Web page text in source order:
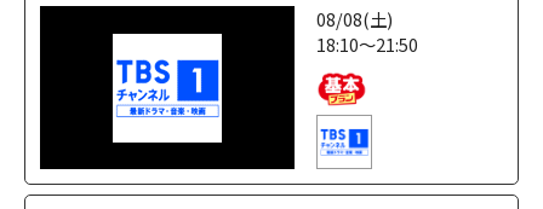
08/08(土)
18:10～21:50